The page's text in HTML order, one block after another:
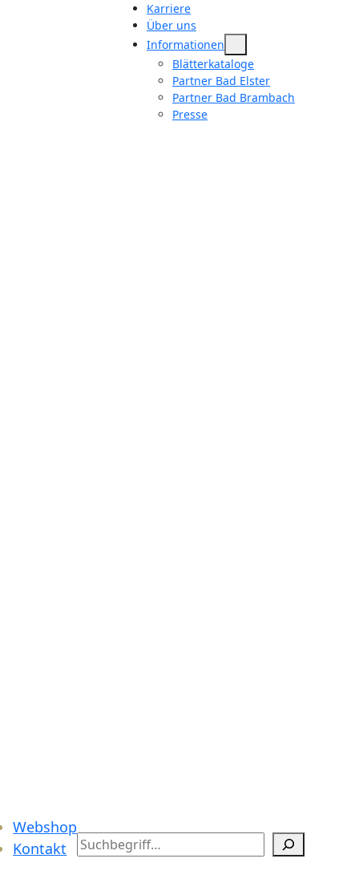
Karriere
Über uns
Informationen
Blätterkataloge
Partner Bad Elster
Partner Bad Brambach
Presse
Webshop
Kontakt
Search